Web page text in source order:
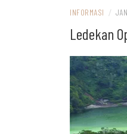
INFORMASI /
Ledekan